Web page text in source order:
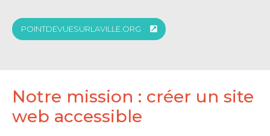
POINTDEVUESURLAVILLE.ORG
Notre mission : créer un site
web accessible